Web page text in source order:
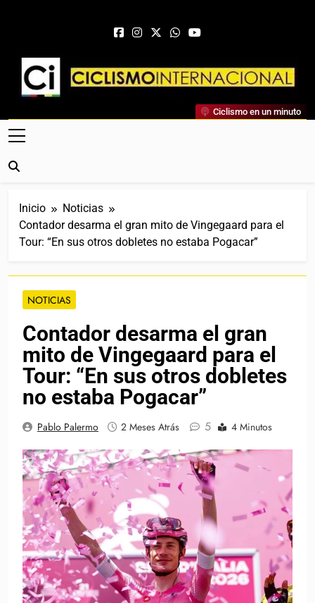
Ciclismo Internacional
Web Dedicada Al Ciclismo Mundial. Entrevistas, Análisis,
Crónicas, Previas Y Más. La Web Ciclista De Referencia.
Ciclismo en un minuto
Inicio
Noticias
Contador desarma el gran mito de Vingegaard para el
Tour: “En sus otros dobletes no estaba Pogacar”
NOTICIAS
Contador desarma el gran
mito de Vingegaard para el
Tour: “En sus otros dobletes
no estaba Pogacar”
Pablo Palermo 2 Meses Atrás 5 4 Minutos